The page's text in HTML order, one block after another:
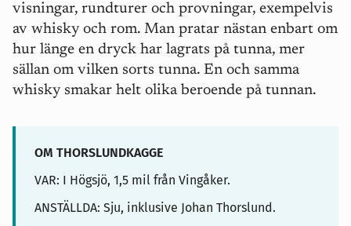
visningar, rundturer och provningar, exempelvis
av whisky och rom. Man pratar nästan enbart om
hur länge en dryck har lagrats på tunna, mer
sällan om vilken sorts tunna. En och samma
whisky smakar helt olika beroende på tunnan.
OM THORSLUNDKAGGE
VAR: I Högsjö, 1,5 mil från Vingåker.
ANSTÄLLDA: Sju, inklusive Johan Thorslund.